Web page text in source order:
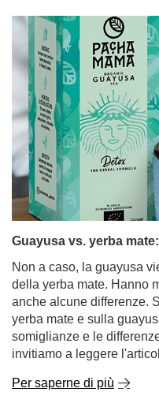
Guayusa vs. yerba
Non a caso, la guayusa
della yerba mate. Hanno
anche alcune differenze.
yerba mate e sulla
somiglianze e le
invitiamo a leggere
Per saperne di più